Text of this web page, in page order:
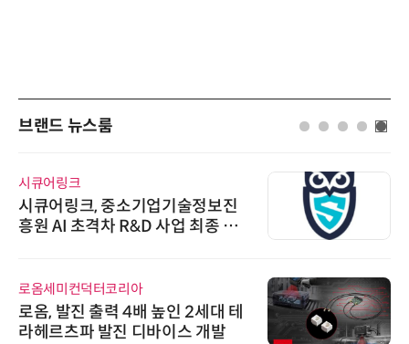
브랜드 뉴스룸
시큐어링크
시큐어링크, 중소기업기술정보진
흥원 AI 초격차 R&D 사업 최종 선
로옴세미컨덕터코리아
로옴, 발진 출력 4배 높인 2세대 테
라헤르츠파 발진 디바이스 개발